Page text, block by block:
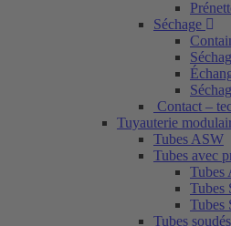
Séchage
Contact –
Tuyauterie
Tubes ASW
Tubes avec
Tubes
Tubes
Tubes
Tubes